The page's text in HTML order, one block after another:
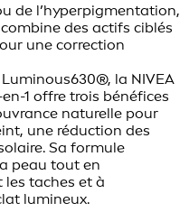
de l’hyperpigmentation,
des actifs ciblés
une correction
la NIVEA
1 offre trois bénéfices
naturelle pour
une réduction des
Sa formule
peau tout en
taches et à
lumineux.